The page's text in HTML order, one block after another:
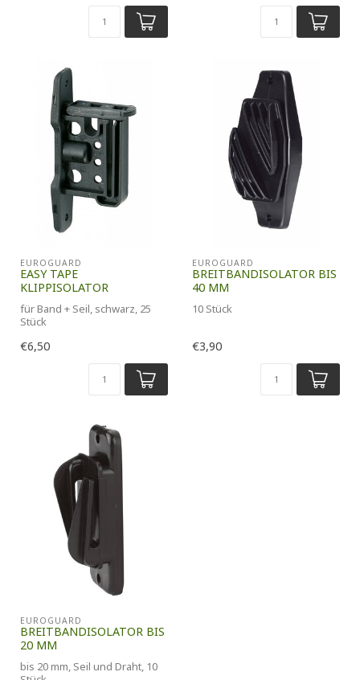
EUROGUARD
EASY TAPE
KLIPPISOLATOR
für Band + Seil, schwarz, 25
Stück
€6,50
EUROGUARD
BREITBANDISOLATOR BIS
40 MM
10 Stück
€3,90
EUROGUARD
BREITBANDISOLATOR BIS
20 MM
bis 20 mm, Seil und Draht, 10